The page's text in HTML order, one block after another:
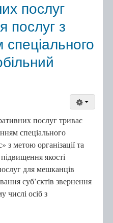
послуг
послуг з
послуг триває
спеціального
метою організації та
якості
для мешканців
суб’єктів звернення
числі осіб з